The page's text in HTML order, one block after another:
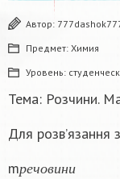
Автор:
Предмет: Химия
Уровень:
Тема: Розчини.
Для розв’язання
m р е ч о в и н и